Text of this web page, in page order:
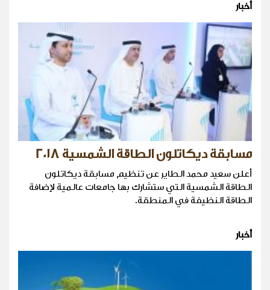
أخبار
مسابقة ديكاتلون الطاقة الشمسية 2018
أعلن سعيد محمد الطاير عن تنظيم مسابقة ديكاتلون
الطاقة الشمسية التي ستشارك بها جامعات عالمية لإضافة
الطاقة النظيفة في المنطقة.
أخبار